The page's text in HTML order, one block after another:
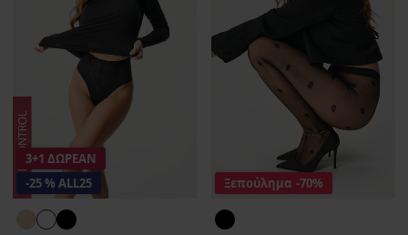
3+1 ΔΩΡΕΑΝ
-25 % ALL25
Ξεπούλημα -70%